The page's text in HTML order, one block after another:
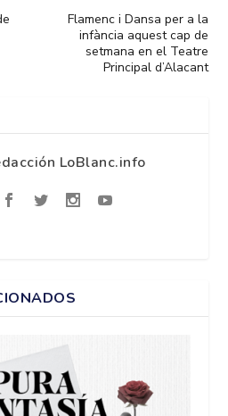
Flamenc i Dansa per a la
infància aquest cap de
setmana en el Teatre
Principal d’Alacant
LoBlanc.info